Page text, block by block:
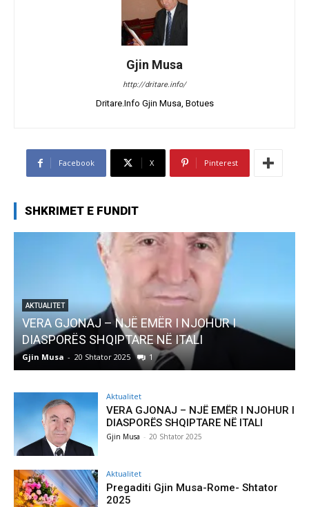
Gjin Musa
http://dritare.info/
Dritare.Info Gjin Musa, Botues
Facebook X Pinterest
SHKRIMET E FUNDIT
AKTUALITET
Pregaditi Gjin Musa-Rome- Shtator 2025
Gjin Musa - 8 Shtator 2025 0
Aktualitet
VERA GJONAJ – NJË EMËR I NJOHUR I
DIASPORËS SHQIPTARE NË ITALI
Gjin Musa - 20 Shtator 2025
Aktualitet
Pregaditi Gjin Musa-Rome- Shtator
2025